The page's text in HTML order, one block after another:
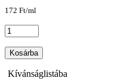
172 Ft/ml
Kosárba
Kívánságlistába